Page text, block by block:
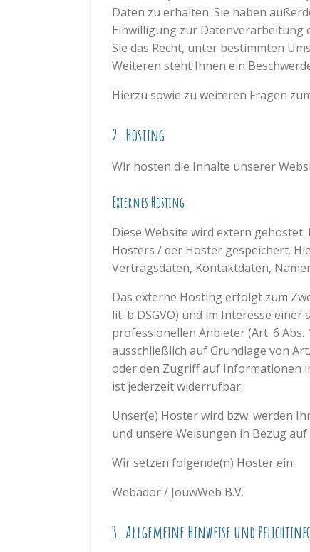
Daten zu erhalten. Sie haben
Einwilligung zur Datenverarbeitung
Sie das Recht, unter bestimmten
Weiteren steht Ihnen ein
Hierzu sowie zu weiteren Fragen
2. Hosting
Wir hosten die Inhalte unserer
Externes Hosting
Diese Website wird extern
Hosters / der Hoster gespeichert.
Vertragsdaten, Kontaktdaten,
Das externe Hosting erfolgt zum
lit. b DSGVO) und im Interesse
professionellen Anbieter (Art. 6
ausschließlich auf Grundlage von
oder den Zugriff auf Informationen
ist jederzeit widerrufbar.
Unser(e) Hoster wird bzw. werden
und unsere Weisungen in Bezug
Wir setzen folgende(n) Hoster ein:
Webador / JouwWeb B.V.
3. Allgemeine Hinweise und